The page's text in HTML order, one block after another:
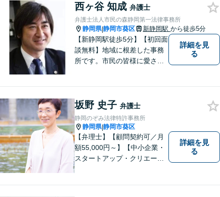
だける最善の解決を目指しま
す。【ウェブ予約システムで
迅速な対応】
西ヶ谷 知成 弁護士
弁護士法人市民の森静岡第一法律事務所
静岡県|静岡市葵区 新静岡駅 から徒歩5分
【新静岡駅徒歩5分】【初回面
談無料】地域に根差した事務
所です。市民の皆様に愛され
軽にご連絡ください。
詳細を見
る
坂野 史子 弁護士
静岡のぞみ法律特許事務所
静岡県|静岡市葵区
【弁理士】【顧問契約可／月
額55,000円～】【中小企業・
スタートアップ・クリエータ
詳細を見
る